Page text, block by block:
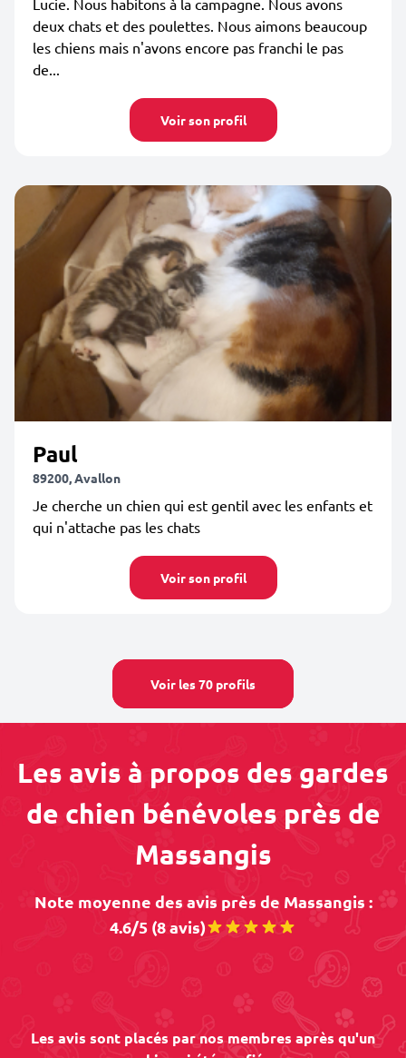
Lucie. Nous habitons à la campagne. Nous avons
deux chats et des poulettes. Nous aimons beaucoup
les chiens mais n'avons encore pas franchi le pas
de...
Voir son profil
Paul
89200, Avallon
Je cherche un chien qui est gentil avec les enfants et
qui n'attache pas les chats
Voir son profil
Voir les 70 profils
Les avis à propos des gardes
de chien bénévoles près de
Massangis
Note moyenne des avis près de Massangis :
4.6/5 (8 avis)
Les avis sont placés par nos membres après qu'un